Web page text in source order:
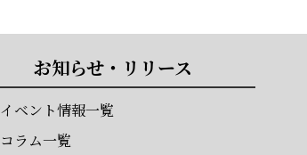
お知らせ・リリース
イベント情報一覧
コラム一覧